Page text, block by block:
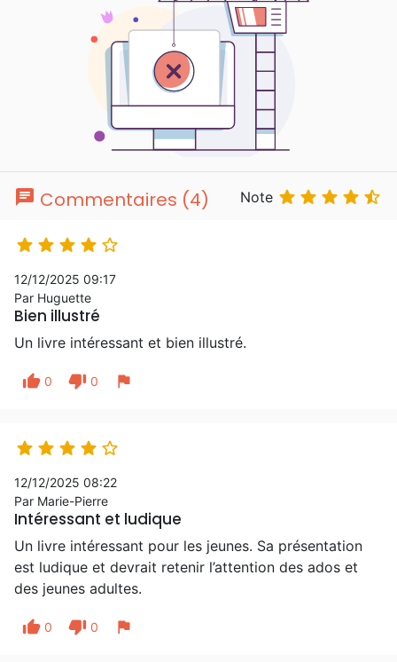
chat Commentaires (4) Note     
    
12/12/2025 09:17
Par Huguette
Bien illustré
Un livre intéressant et bien illustré.
thumb_up 0 thumb_down 0 flag
    
12/12/2025 08:22
Par Marie-Pierre
Intéressant et ludique
Un livre intéressant pour les jeunes. Sa présentation
est ludique et devrait retenir l’attention des ados et
des jeunes adultes.
thumb_up 0 thumb_down 0 flag